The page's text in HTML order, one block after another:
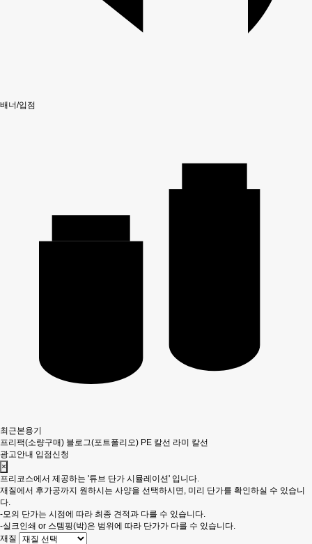
배너/입점
최근본용기
프리팩(소량구매) 블로그(포트폴리오) PE 칼선 라미 칼선
광고안내 입점신청
×
프리코스에서 제공하는 '튜브 단가 시뮬레이션' 입니다.
재질에서 후가공까지 원하시는 사양을 선택하시면, 미리 단가를 확인하실 수 있습니
다.
-모의 단가는 시점에 따라 최종 견적과 다를 수 있습니다.
-실크인쇄 or 스템핑(박)은 범위에 따라 단가가 다를 수 있습니다.
재질